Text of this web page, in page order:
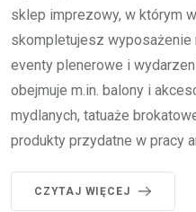
sklep imprezowy, w którym
skompletujesz wyposażenie
eventy plenerowe i
obejmuje m.in. balony i
mydlanych, tatuaże
produkty przydatne w pracy
CZYTAJ WIĘCEJ